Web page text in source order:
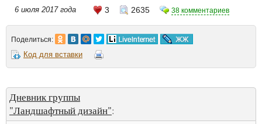
6 июля 2017 года 3 2635 38 комментариев
Поделиться:
Код для вставки
Дневник группы
"Ландшафтный дизайн":